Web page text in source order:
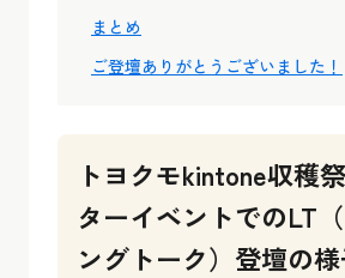
まとめ
ご登壇ありがとうございました！
トヨクモkintone収穫
ターイベントでのLT
ングトーク）登壇の